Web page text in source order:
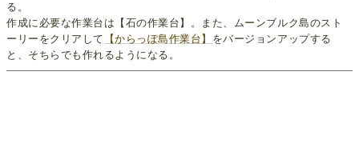
る。
作成に必要な作業台は【石の作業台】。また、ムーンブルク島のスト
ーリーをクリアして
【からっぽ島作業台】 をバージョンアップする
と、そちらでも作れるようになる。